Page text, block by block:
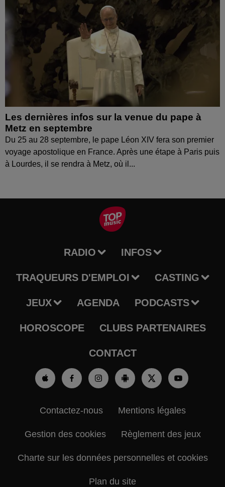
Les dernières infos sur la venue du pape à
Metz en septembre
Du 25 au 28 septembre, le pape Léon XIV fera son premier
voyage apostolique en France. Après une étape à Paris puis
à Lourdes, il se rendra à Metz, où il...
RADIO INFOS
TRAQUEURS D'EMPLOI CASTING
JEUX AGENDA PODCASTS
HOROSCOPE CLUBS PARTENAIRES
CONTACT
Contactez-nous Mentions légales
Gestion des cookies Règlement des jeux
Charte sur les données personnelles et cookies
Plan du site